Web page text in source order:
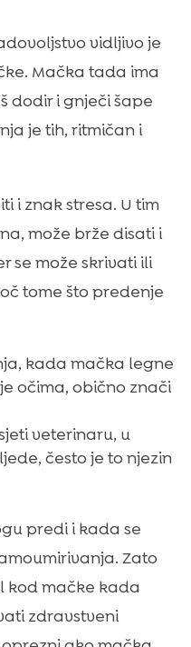
vidljivo je
Mačka tada ima
dodir i gnječi šape
je tih, ritmičan i
i znak stresa. U tim
može brže disati i
se može skrivati ili
tome što predenje
kada mačka legne
očima, obično znači
veterinaru, u
često je to njezin
predi i kada se
Zato
kod mačke kada
zdravstveni